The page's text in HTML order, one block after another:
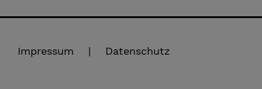
Impressum Datenschutz